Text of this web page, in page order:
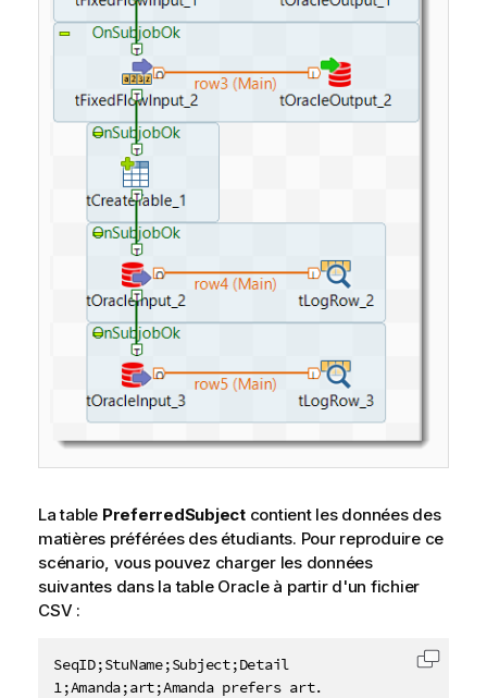
La table PreferredSubjectcontient les données des
matières préférées des étudiants. Pour reproduire ce
scénario, vous pouvez charger les données
suivantes dans la table Oracle à partir d'un fichier
CSV :
SeqID;StuName;Subject;Detail
1;Amanda;art;Amanda prefers art.
Copier